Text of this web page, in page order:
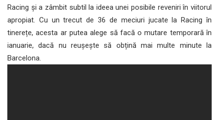
Racing și a zâmbit subtil la ideea unei posibile reveniri în viitorul
apropiat. Cu un trecut de 36 de meciuri jucate la Racing în
tinerețe, acesta ar putea alege să facă o mutare temporară în
ianuarie, dacă nu reușește să obțină mai multe minute la
Barcelona.